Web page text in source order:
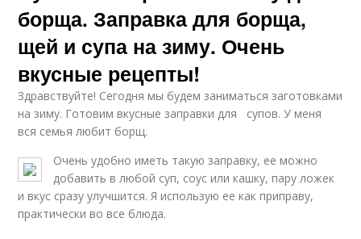
борща. Заправка для борща,
щей и супа на зиму. Очень
вкусные рецепты!
Здравствуйте! Сегодня мы будем заниматься заготовками
на зиму. Готовим вкусные заправки для супов. У меня
вся семья любит борщ.
Очень удобно иметь такую заправку, ее можно
добавить в любой суп, соус или кашку, пару ложек
и вкус сразу улучшится. Я использую ее как приправу,
практически во все блюда.